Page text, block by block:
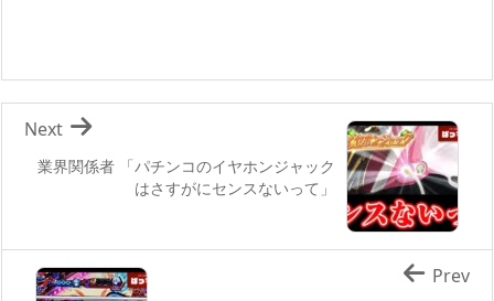
業界関係者 「パチンコのイヤホンジャック
はさすがにセンスないって」
Next
Prev